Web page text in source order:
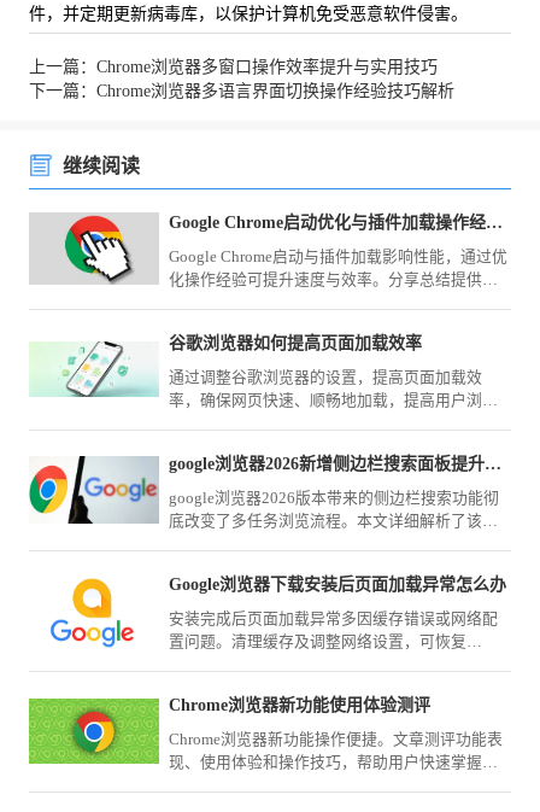
件，并定期更新病毒库，以保护计算机免受恶意软件侵害。
上一篇：Chrome浏览器多窗口操作效率提升与实用技巧
下一篇：Chrome浏览器多语言界面切换操作经验技巧解析
继续阅读
Google Chrome启动优化与插件加载操作经验分享
Google Chrome启动与插件加载影响性能，通过优
化操作经验可提升速度与效率。分享总结提供实
谷歌浏览器如何提高页面加载效率
通过调整谷歌浏览器的设置，提高页面加载效
率，确保网页快速、顺畅地加载，提高用户浏览
google浏览器2026新增侧边栏搜索面板提升多任务并行效率
google浏览器2026版本带来的侧边栏搜索功能彻
底改变了多任务浏览流程。本文详细解析了该功
实现高效办公。
Google浏览器下载安装后页面加载异常怎么办
安装完成后页面加载异常多因缓存错误或网络配
置问题。清理缓存及调整网络设置，可恢复
Chrome浏览器新功能使用体验测评
Chrome浏览器新功能操作便捷。文章测评功能表
现、使用体验和操作技巧，帮助用户快速掌握新